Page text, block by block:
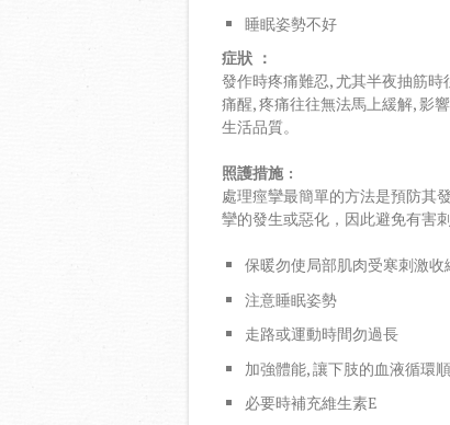
睡眠姿勢不好
症狀 ：
發作時疼痛難忍, 尤其半夜抽筋時
痛醒, 疼痛往往無法馬上緩解, 影
生活品質。
照護措施 :
處理痙攣最簡單的方法是預防其
攣的發生或惡化，因此避免有害
保暖勿使局部肌肉受寒刺激收
注意睡眠姿勢
走路或運動時間勿過長
加強體能, 讓下肢的血液循環
必要時補充維生素E